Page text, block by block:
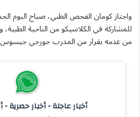
واجتاز كومان الفحص الطبي، صباح اليوم
للمشاركة في الكلاسيكو من الناحية
من عدمه بقرار من المدرب جورجي
أخبار عاجلة - أخبار حصرية -